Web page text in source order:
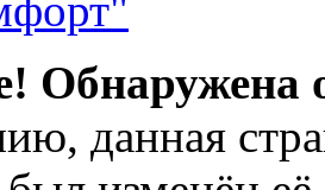
Обнаружена
данная